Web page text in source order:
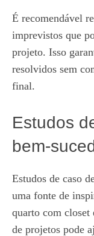
É recomendável
imprevistos que
projeto. Isso
resolvidos sem
final.
Estudos
bem-
Estudos de caso
uma fonte de
quarto com closet
de projetos pode